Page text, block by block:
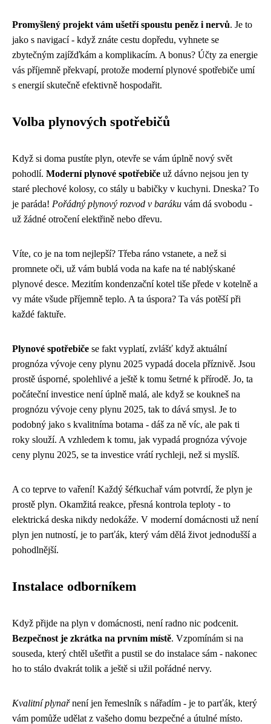
Promyšlený projekt vám ušetří spoustu peněz i nervů. Je to
jako s navigací - když znáte cestu dopředu, vyhnete se
zbytečným zajížďkám a komplikacím. A bonus? Účty za energie
vás příjemně překvapí, protože moderní plynové spotřebiče umí
s energií skutečně efektivně hospodařit.
Volba plynových spotřebičů
Když si doma pustíte plyn, otevře se vám úplně nový svět
pohodlí. Moderní plynové spotřebiče už dávno nejsou jen ty
staré plechové kolosy, co stály u babičky v kuchyni. Dneska? To
je paráda! Pořádný plynový rozvod v baráku vám dá svobodu -
už žádné otročení elektřině nebo dřevu.
Víte, co je na tom nejlepší? Třeba ráno vstanete, a než si
promnete oči, už vám bublá voda na kafe na té nablýskané
plynové desce. Mezitím kondenzační kotel tiše přede v kotelně a
vy máte všude příjemně teplo. A ta úspora? Ta vás potěší při
každé faktuře.
Plynové spotřebiče se fakt vyplatí, zvlášť když aktuální
prognóza vývoje ceny plynu 2025 vypadá docela příznivě. Jsou
prostě úsporné, spolehlivé a ještě k tomu šetrné k přírodě. Jo, ta
počáteční investice není úplně malá, ale když se koukneš na
prognózu vývoje ceny plynu 2025, tak to dává smysl. Je to
podobný jako s kvalitníma botama - dáš za ně víc, ale pak ti
roky slouží. A vzhledem k tomu, jak vypadá prognóza vývoje
ceny plynu 2025, se ta investice vrátí rychleji, než si myslíš.
A co teprve to vaření! Každý šéfkuchař vám potvrdí, že plyn je
prostě plyn. Okamžitá reakce, přesná kontrola teploty - to
elektrická deska nikdy nedokáže. V moderní domácnosti už není
plyn jen nutností, je to parťák, který vám dělá život jednodušší a
pohodlnější.
Instalace odborníkem
Když přijde na plyn v domácnosti, není radno nic podcenit.
Bezpečnost je zkrátka na prvním místě. Vzpomínám si na
souseda, který chtěl ušetřit a pustil se do instalace sám - nakonec
ho to stálo dvakrát tolik a ještě si užil pořádné nervy.
Kvalitní plynařnení jen řemeslník s nářadím - je to parťák, který
vám pomůže udělat z vašeho domu bezpečné a útulné místo.